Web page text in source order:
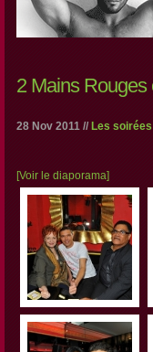
2 Mains Rouges
28 Nov 2011 // Les soirées
[Voir le diaporama]